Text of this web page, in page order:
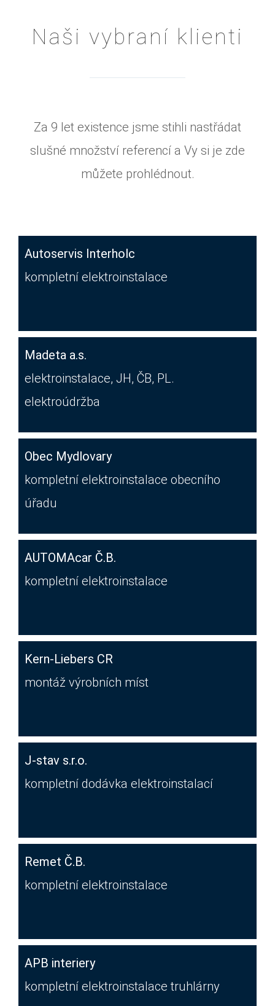
Naši vybraní klienti
Za 9 let existence jsme stihli nastřádat
slušné množství referencí a Vy si je zde
můžete prohlédnout.
Autoservis Interholc
kompletní elektroinstalace
Madeta a.s.
elektroinstalace, JH, ČB, PL.
elektroúdržba
Obec Mydlovary
kompletní elektroinstalace obecního
úřadu
AUTOMAcar Č.B.
kompletní elektroinstalace
Kern-Liebers CR
montáž výrobních míst
J-stav s.r.o.
kompletní dodávka elektroinstalací
Remet Č.B.
kompletní elektroinstalace
APB interiery
kompletní elektroinstalace truhlárny